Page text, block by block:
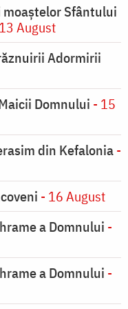
moaştelor Sfântului
August
Adormirii
Domnului - 15
din Kefalonia-
- 16 August
a Domnului -
a Domnului -